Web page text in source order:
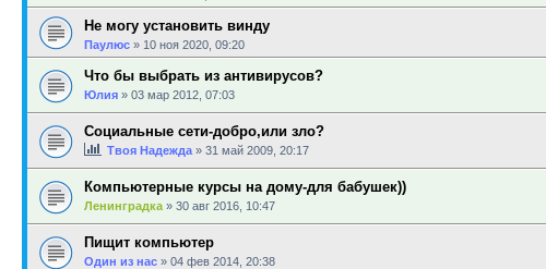
Не могу установить винду
Паулюс » 10 ноя 2020, 09:20
Что бы выбрать из антивирусов?
Юлия » 03 мар 2012, 07:03
Социальные сети-добро,или зло?
Твоя Надежда » 31 май 2009, 20:17
Компьютерные курсы на дому-для бабушек))
Ленинградка » 30 авг 2016, 10:47
Пищит компьютер
Один из нас » 04 фев 2014, 20:38